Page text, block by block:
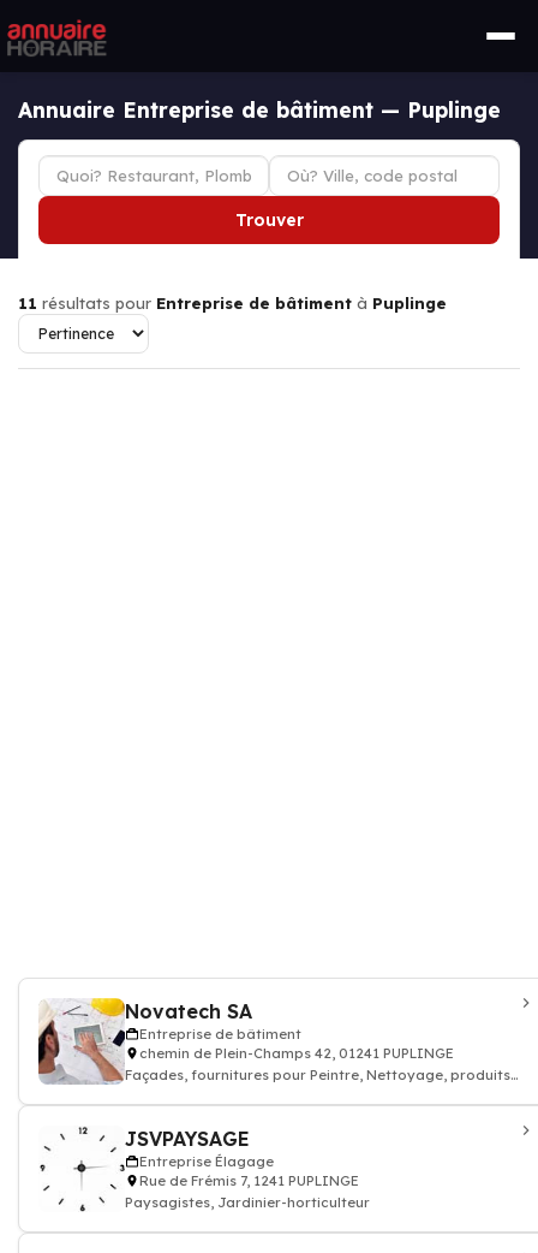
Annuaire Entreprise de bâtiment — Puplinge
Trouver
11 résultats pour Entreprise de bâtiment à Puplinge
Novatech SA
Entreprise de bâtiment
chemin de Plein-Champs 42, 01241 PUPLINGE
Façades, fournitures pour Peintre, Nettoyage, produits
JSVPAYSAGE
Entreprise Élagage
Rue de Frémis 7, 1241 PUPLINGE
Paysagistes, Jardinier-horticulteur